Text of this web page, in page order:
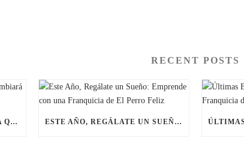
RECENT POSTS
LA OPORTUNIDAD NAVIDEÑA QUE CAMBIARÁ TU VIDA: BECA PARA FRANQUICIAS ESTE AÑO, REGÁLATE UN SUEÑO: EMPRENDE CON UNA FRANQUICIA DE EL PERRO FELIZ